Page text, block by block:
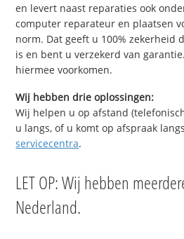
en levert naast reparaties ook
computer reparateur en plaatsen
norm. Dat geeft u 100% zekerheid
is en bent u verzekerd van
hiermee voorkomen.
Wij hebben drie oplossingen:
Wij helpen u op afstand
u langs, of u komt op afspraak
servicecentra.
LET OP: Wij hebben
Nederland.